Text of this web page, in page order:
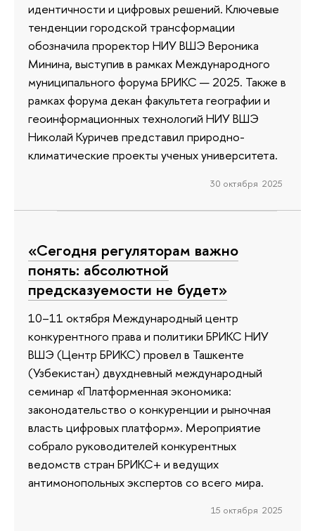
идентичности и цифровых решений. Ключевые
тенденции городской трансформации
обозначила проректор НИУ ВШЭ Вероника
Минина, выступив в рамках Международного
муниципального форума БРИКС — 2025. Также в
рамках форума декан факультета географии и
геоинформационных технологий НИУ ВШЭ
Николай Куричев представил природно-
климатические проекты ученых университета.
30 октября 2025
«Сегодня регуляторам важно
понять: абсолютной
предсказуемости не будет»
10–11 октября Международный центр
конкурентного права и политики БРИКС НИУ
ВШЭ (Центр БРИКС) провел в Ташкенте
(Узбекистан) двухдневный международный
семинар «Платформенная экономика:
законодательство о конкуренции и рыночная
власть цифровых платформ». Мероприятие
собрало руководителей конкурентных
ведомств стран БРИКС+ и ведущих
антимонопольных экспертов со всего мира.
15 октября 2025